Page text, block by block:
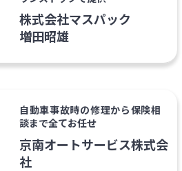
株式会社マスパック
増田昭雄
自動車事故時の修理から保険相
談まで全てお任せ
京南オートサービス株式会
社